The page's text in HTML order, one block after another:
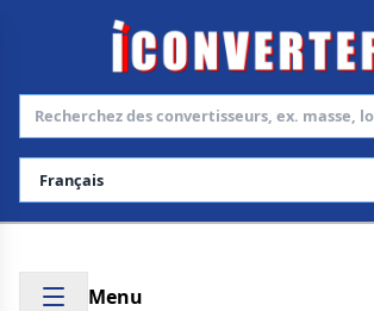
Choisir la langue
Menu